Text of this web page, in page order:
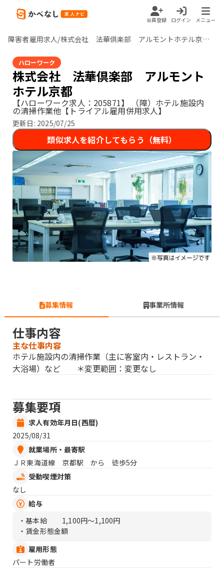
会員登録 ログイン メニュー
障害者雇用求人/株式会社 法華倶楽部 アルモントホテル京都/京都府
ハローワーク
株式会社 法華倶楽部 アルモント
ホテル京都
【ハローワーク求人：205871】 （障）ホテル施設内
の清掃作業他【トライアル雇用併用求人】
更新日: 2025/07/25
類似求人を紹介してもらう（無料）
募集情報 事業所情報
仕事内容
主な仕事内容
ホテル施設内の清掃作業（主に客室内・レストラン・
大浴場）など ＊変更範囲：変更なし
募集要項
求人有効年月日(西暦)
2025/08/31
就業場所・最寄駅
ＪＲ東海道線 京都駅 から 徒歩5分
受動喫煙対策
なし
給与
・基本給
1,100円〜1,100円
・賃金形態金額
雇用形態
パート労働者